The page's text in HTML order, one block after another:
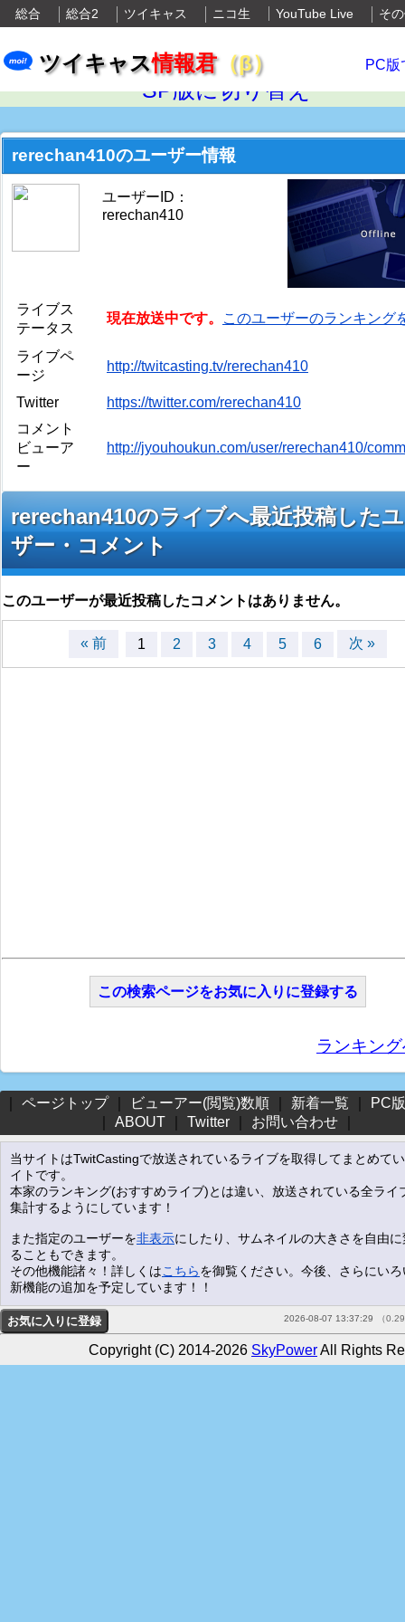
総合 総合2 ツイキャス ニコ生 YouTube Live そ
ツイキャス情報君（β） PC版
SP版に切り替え
rerechan410のユーザー情報
ユーザーID：
rerechan410
ライブス
テータス
現在放送中です。 このユーザーのランキング
ライブペ
ージ
http://twitcasting.tv/rerechan410
Twitter
https://twitter.com/rerechan410
コメント
ビューア
ー
http://jyouhoukun.com/user/rerechan410/
rerechan410のライブへ最近投稿した
ザー・コメント
このユーザーが最近投稿したコメントはありません。
« 前 1 2 3 4 5 6 次 »
この検索ページをお気に入りに登録する
ランキン
ページトップ｜ ビューアー(閲覧)数順｜ 新着一覧
PC
ABOUT｜ Twitter｜ お問い合わせ｜
当サイトはTwitCastingで放送されているライブを取得してまとめて
イトです。
本家のランキング(おすすめライブ)とは違い、放送されている全ライ
集計するようにしています！
また指定のユーザーを非表示にしたり、サムネイルの大きさを自由
ることもできます。
その他機能諸々！詳しくはこちらを御覧ください。今後、さらにい
新機能の追加を予定しています！！
2026-08-07 13:37:29 （
Copyright (C) 2014-2026 SkyPowerAll Rights